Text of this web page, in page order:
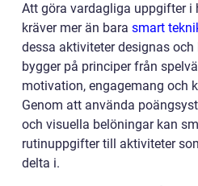
Att göra vardagliga uppgifter i
kräver mer än bara smart
dessa aktiviteter designas
bygger på principer från
motivation, engagemang och
Genom att använda
och visuella belöningar kan
rutinuppgifter till aktiviteter
delta i.